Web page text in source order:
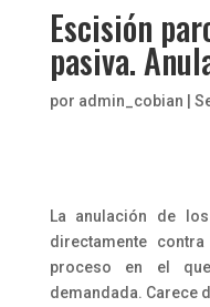
Escisión
pasiva.
por admin_cobian
La anulación de
directamente
proceso en el
demandada. Carece